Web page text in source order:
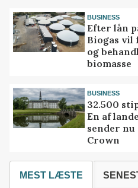
BUSINESS
Efter lån
Biogas vil
og
biomasse
BUSINESS
32.500
En af
sender
Crown
MEST LÆSTE